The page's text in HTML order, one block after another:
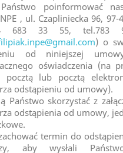
poinformować
, ul. Czapliniecka 96, 97-
683 33 55, tel.783
) o
od niniejszej
oświadczenia (na
pocztą lub pocztą
odstąpieniu od umowy).
skorzystać z
odstąpienia od umowy,
termin do
aby wysłali